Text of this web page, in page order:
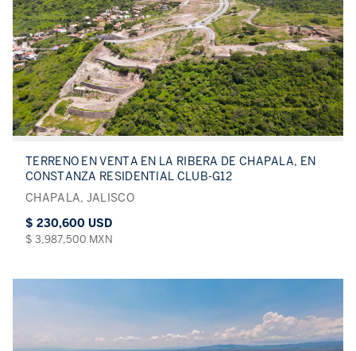
TERRENO EN VENTA EN LA RIBERA DE CHAPALA, EN
CONSTANZA RESIDENTIAL CLUB-G12
CHAPALA, JALISCO
$ 230,600 USD
$ 3,987,500 MXN